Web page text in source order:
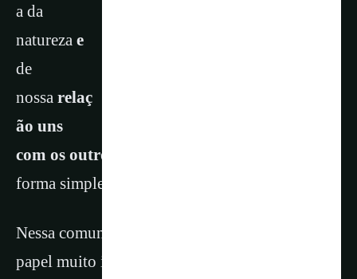
a da
natureza e
de
nossa relaç
ão uns
com os outros
forma simples e comunitária.
Nessa comunidade, o “Mamo” desempenha um
papel muito importante, pois representa o